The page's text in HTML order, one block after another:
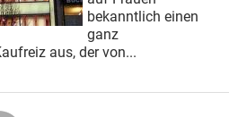
bekanntlich einen
ganz
aus, der von...